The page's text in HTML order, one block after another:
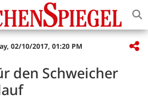
02/10/2017, 01:20 PM
den Schweicher